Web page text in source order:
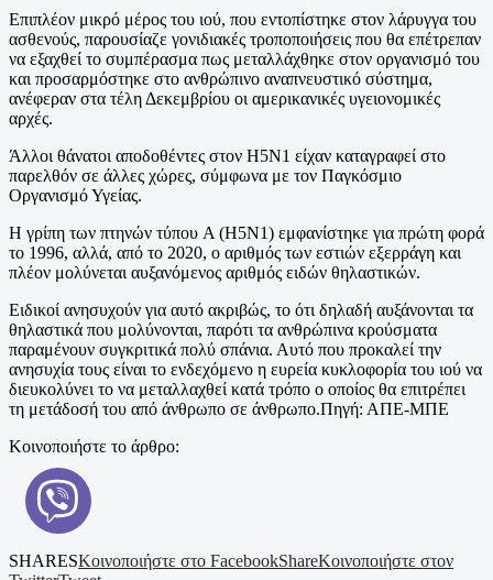
Επιπλέον μικρό μέρος του ιού, που εντοπίστηκε στον λάρυγγα του
ασθενούς, παρουσίαζε γονιδιακές τροποποιήσεις που θα επέτρεπαν
να εξαχθεί το συμπέρασμα πως μεταλλάχθηκε στον οργανισμό του
και προσαρμόστηκε στο ανθρώπινο αναπνευστικό σύστημα,
ανέφεραν στα τέλη Δεκεμβρίου οι αμερικανικές υγειονομικές
αρχές.
Άλλοι θάνατοι αποδοθέντες στον H5N1 είχαν καταγραφεί στο
παρελθόν σε άλλες χώρες, σύμφωνα με τον Παγκόσμιο
Οργανισμό Υγείας.
Η γρίπη των πτηνών τύπου A (H5N1) εμφανίστηκε για πρώτη φορά
το 1996, αλλά, από το 2020, ο αριθμός των εστιών εξερράγη και
πλέον μολύνεται αυξανόμενος αριθμός ειδών θηλαστικών.
Ειδικοί ανησυχούν για αυτό ακριβώς, το ότι δηλαδή αυξάνονται τα
θηλαστικά που μολύνονται, παρότι τα ανθρώπινα κρούσματα
παραμένουν συγκριτικά πολύ σπάνια. Αυτό που προκαλεί την
ανησυχία τους είναι το ενδεχόμενο η ευρεία κυκλοφορία του ιού να
διευκολύνει το να μεταλλαχθεί κατά τρόπο ο οποίος θα επιτρέπει
τη μετάδοσή του από άνθρωπο σε άνθρωπο.Πηγή: ΑΠΕ-ΜΠΕ
Κοινοποιήστε το άρθρο:
SHARESΚοινοποιήστε στο FacebookShareΚοινοποιήστε στον